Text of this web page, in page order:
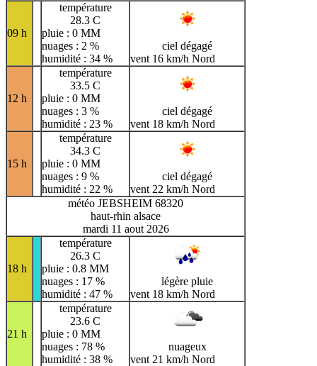
09 h
température
28.3 C
pluie : 0 MM
nuages : 2 %
humidité : 34 %
ciel dégagé
vent 16 km/h Nord
12 h
température
33.5 C
pluie : 0 MM
nuages : 3 %
humidité : 23 %
ciel dégagé
vent 18 km/h Nord
15 h
température
34.3 C
pluie : 0 MM
nuages : 9 %
humidité : 22 %
ciel dégagé
vent 22 km/h Nord
météo JEBSHEIM 68320
haut-rhin alsace
mardi 11 aout 2026
18 h
température
26.3 C
pluie : 0.8 MM
nuages : 17 %
humidité : 47 %
légère pluie
vent 18 km/h Nord
21 h
température
23.6 C
pluie : 0 MM
nuages : 78 %
humidité : 38 %
nuageux
vent 21 km/h Nord